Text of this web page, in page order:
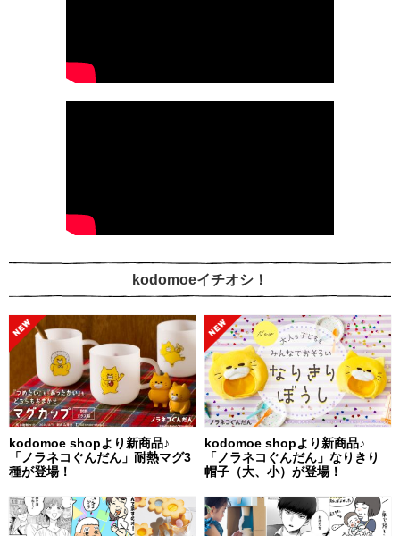
kodomoeイチオシ！
kodomoe shopより新商品♪
「ノラネコぐんだん」耐熱マグ3
種が登場！
kodomoe shopより新商品♪
「ノラネコぐんだん」なりきり
帽子（大、小）が登場！